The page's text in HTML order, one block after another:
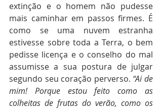
extinção e o homem não pudesse
mais caminhar em passos firmes. É
como se uma nuvem estranha
estivesse sobre toda a Terra, o bem
pedisse licença e o conselho do mal
assumisse a sua postura de julgar
segundo seu coração perverso. “Ai de
mim! Porque estou feito como as
colheitas de frutas do verão, como os